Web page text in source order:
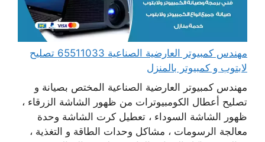
مهندس كمبيوتر العارضية الصناعية 65511033 تصليح
لابتوب و كمبيوتر بالمنزل
مهندس كمبيوتر العارضية الصناعية المختص بصيانة و
تصليح أعطال الكومبيوترات من ظهور الشاشة الزرقاء ،
ظهور الشاشة السوداء ، تعطيل كرت الشاشة وحدة
معالجة الرسومات ، مشاكل وحدات الطاقة و التغذية ،